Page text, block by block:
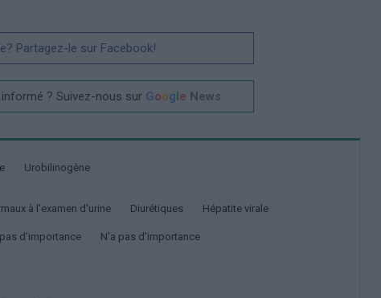
Partagez-le sur Facebook!
? Suivez-nous sur Google News
Urobilinogène
à l'examen d'urine Diurétiques Hépatite virale
pas d'importance N'a pas d'importance